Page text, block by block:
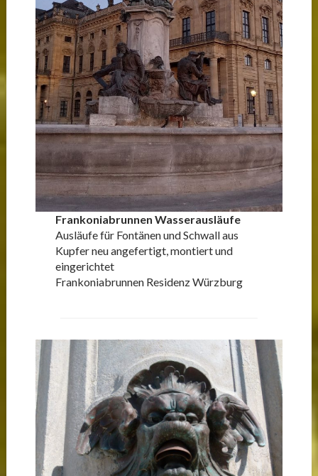
Frankoniabrunnen Wasserausläufe
Ausläufe für Fontänen und Schwall aus
Kupfer neu angefertigt, montiert und
eingerichtet
Frankoniabrunnen Residenz Würzburg